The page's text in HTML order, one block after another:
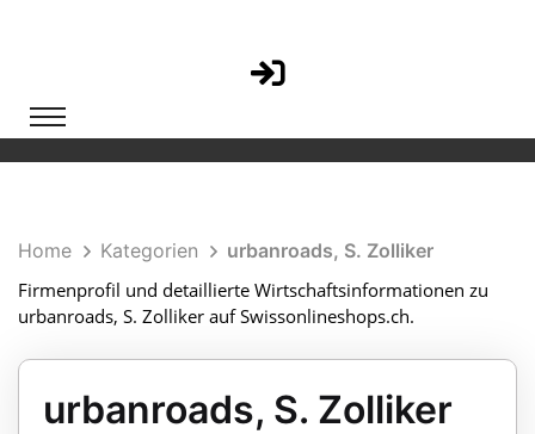
Home Kategorien
urbanroads, S. Zolliker
Firmenprofil und detaillierte Wirtschaftsinformationen zu
urbanroads, S. Zolliker auf Swissonlineshops.ch.
urbanroads, S. Zolliker